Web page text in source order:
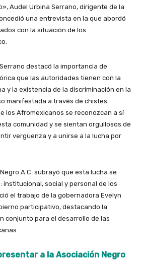
Audel Urbina Serrano, dirigente de la
una entrevista en la que abordó
con la situación de los
destacó la importancia de
que las autoridades tienen con la
y la existencia de la discriminación en la
manifestada a través de chistes.
los Afromexicanos se reconozcan a sí
comunidad y se sientan orgullosos de
vergüenza y a unirse a la lucha por
A.C. subrayó que esta lucha se
social y personal de los
el trabajo de la gobernadora Evelyn
participativo, destacando la
conjunto para el desarrollo de las
a la Asociación Negro